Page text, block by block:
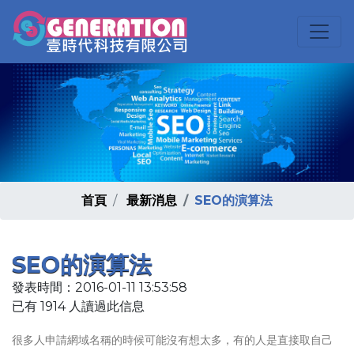
首頁 最新消息 SEO的演算法
SEO的演算法
發表時間：2016-01-11 13:53:58
已有 1914 人讀過此信息
很多人申請網域名稱的時候可能沒有想太多，有的人是直接取自己